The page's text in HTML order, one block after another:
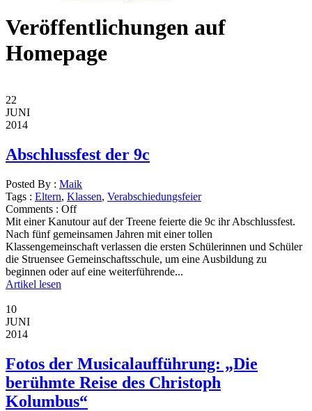
Veröffentlichungen auf
Homepage
22
JUNI
2014
Abschlussfest der 9c
Posted By : Maik
Tags : Eltern, Klassen, Verabschiedungsfeier
Comments : Off
Mit einer Kanutour auf der Treene feierte die 9c ihr Abschlussfest.
Nach fünf gemeinsamen Jahren mit einer tollen
Klassengemeinschaft verlassen die ersten Schülerinnen und Schüler
die Struensee Gemeinschaftsschule, um eine Ausbildung zu
beginnen oder auf eine weiterführende...
Artikel lesen
10
JUNI
2014
Fotos der Musicalaufführung: „Die
berühmte Reise des Christoph
Kolumbus“